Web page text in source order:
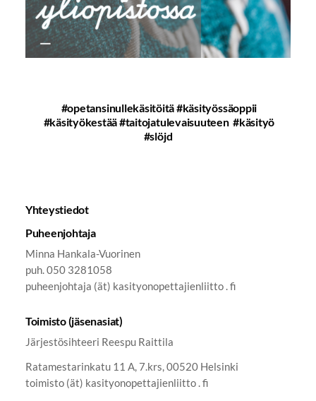
#opetansinullekäsitöitä #käsityössäoppii
#käsityökestää #taitojatulevaisuuteen #käsityö
#slöjd
Yhteystiedot
Puheenjohtaja
Minna Hankala-Vuorinen
puh. 050 3281058
puheenjohtaja (ät) kasityonopettajienliitto . fi
Toimisto (jäsenasiat)
Järjestösihteeri Reespu Raittila
Ratamestarinkatu 11 A, 7.krs, 00520 Helsinki
toimisto (ät) kasityonopettajienliitto . fi